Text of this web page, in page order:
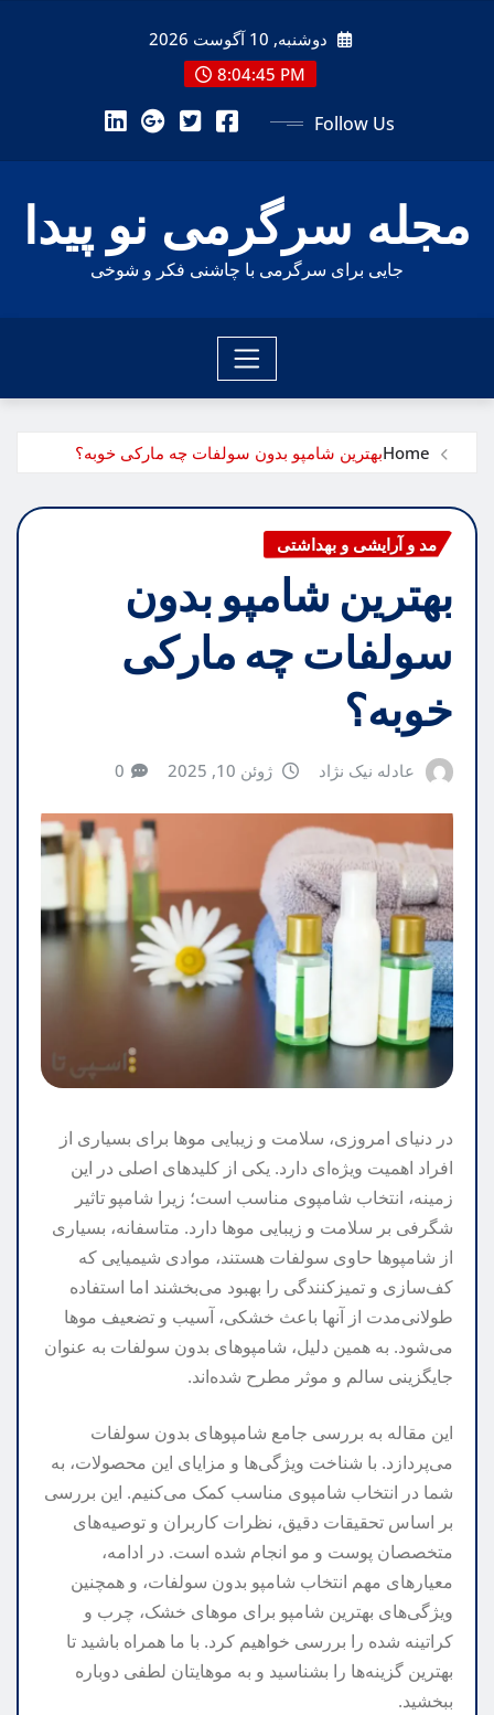
دوشنبه, 10 آگوست 2026
8:04:46 PM
Follow Us
مجله سرگرمی نو پیدا
جایی برای سرگرمی با چاشنی فکر و شوخی
Homeبهترین شامپو بدون سولفات چه مارکی خوبه؟
مد و آرایشی و بهداشتی
بهترین شامپو بدون
سولفات چه مارکی
خوبه؟
عادله نیک نژاد ژوئن 10, 2025 0
در دنیای امروزی، سلامت و زیبایی موها برای بسیاری از
افراد اهمیت ویژه‌ای دارد. یکی از کلیدهای اصلی در این
زمینه، انتخاب شامپوی مناسب است؛ زیرا شامپو تاثیر
شگرفی بر سلامت و زیبایی موها دارد. متاسفانه، بسیاری
از شامپوها حاوی سولفات هستند، موادی شیمیایی که
کف‌سازی و تمیزکنندگی را بهبود می‌بخشند اما استفاده
طولانی‌مدت از آنها باعث خشکی، آسیب و تضعیف موها
می‌شود. به همین دلیل، شامپوهای بدون سولفات به عنوان
جایگزینی سالم و موثر مطرح شده‌اند.
این مقاله به بررسی جامع شامپوهای بدون سولفات
می‌پردازد. با شناخت ویژگی‌ها و مزایای این محصولات، به
شما در انتخاب شامپوی مناسب کمک می‌کنیم. این بررسی
بر اساس تحقیقات دقیق، نظرات کاربران و توصیه‌های
متخصصان پوست و مو انجام شده است. در ادامه،
معیارهای مهم انتخاب شامپو بدون سولفات، و همچنین
ویژگی‌های بهترین شامپو برای موهای خشک، چرب و
کراتینه شده را بررسی خواهیم کرد. با ما همراه باشید تا
بهترین گزینه‌ها را بشناسید و به موهایتان لطفی دوباره
ببخشید.